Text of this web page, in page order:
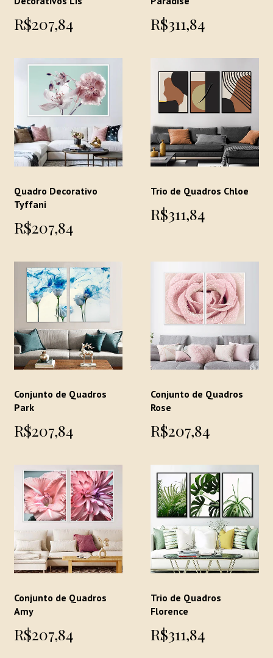
R$207,84 R$311,84
Quadro Decorativo
Tyffani
R$207,84
Trio de Quadros Chloe
R$311,84
Conjunto de Quadros
Park
R$207,84
Conjunto de Quadros
Rose
R$207,84
Conjunto de Quadros
Amy
R$207,84
Trio de Quadros
Florence
R$311,84